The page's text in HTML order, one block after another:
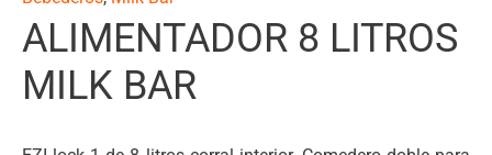
ALIMENTADOR 8 LITROS
MILK BAR